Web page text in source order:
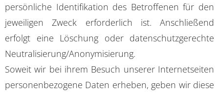
persönliche Identifikation des Betroffenen für den
jeweiligen Zweck erforderlich ist. Anschließend
erfolgt eine Löschung oder datenschutzgerechte
Neutralisierung/Anonymisierung.
Soweit wir bei ihrem Besuch unserer Internetseiten
personenbezogene Daten erheben, geben wir diese